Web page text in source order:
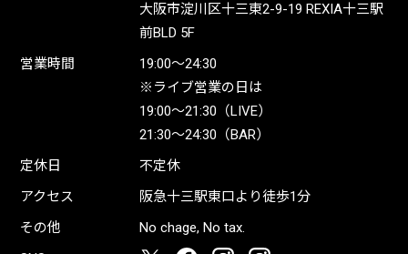
大阪市淀川区十三東2-9-19 REXIA十三駅
前BLD 5F
営業時間
19:00〜24:30
※ライブ営業の日は
19:00〜21:30（LIVE）
21:30〜24:30（BAR）
定休日
不定休
アクセス
阪急十三駅東口より徒歩1分
その他
No chage, No tax.